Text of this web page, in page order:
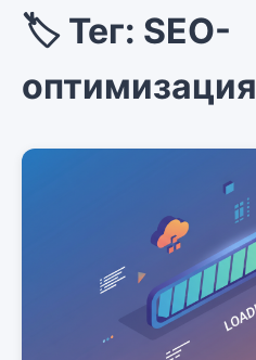
🏷️ Тег: SEO-
оптимизация